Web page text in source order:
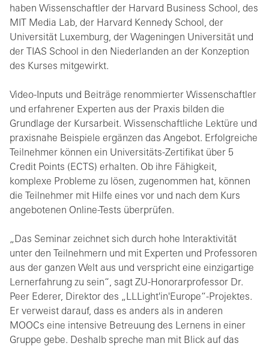
haben Wissenschaftler der Harvard Business School, des
MIT Media Lab, der Harvard Kennedy School, der
Universität Luxemburg, der Wageningen Universität und
der TIAS School in den Niederlanden an der Konzeption
des Kurses mitgewirkt.
Video-Inputs und Beiträge renommierter Wissenschaftler
und erfahrener Experten aus der Praxis bilden die
Grundlage der Kursarbeit. Wissenschaftliche Lektüre und
praxisnahe Beispiele ergänzen das Angebot. Erfolgreiche
Teilnehmer können ein Universitäts-Zertifikat über 5
Credit Points (ECTS) erhalten. Ob ihre Fähigkeit,
komplexe Probleme zu lösen, zugenommen hat, können
die Teilnehmer mit Hilfe eines vor und nach dem Kurs
angebotenen Online-Tests überprüfen.
„Das Seminar zeichnet sich durch hohe Interaktivität
unter den Teilnehmern und mit Experten und Professoren
aus der ganzen Welt aus und verspricht eine einzigartige
Lernerfahrung zu sein“, sagt ZU-Honorarprofessor Dr.
Peer Ederer, Direktor des „LLLight'in'Europe“-Projektes.
Er verweist darauf, dass es anders als in anderen
MOOCs eine intensive Betreuung des Lernens in einer
Gruppe gebe. Deshalb spreche man mit Blick auf das